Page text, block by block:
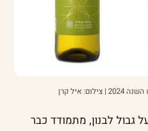
איל קרן
גבול לבנון, מתמודד כבר